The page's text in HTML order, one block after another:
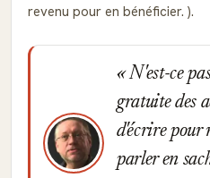
revenu pour en bénéficier. ).
N'est-ce
gratuite des
d'écrire pour
parler en